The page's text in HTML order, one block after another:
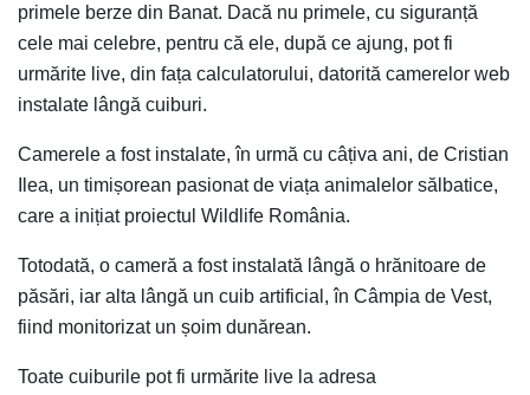
primele berze din Banat. Dacă nu primele, cu siguranță
cele mai celebre, pentru că ele, după ce ajung, pot fi
urmărite live, din fața calculatorului, datorită camerelor web
instalate lângă cuiburi.
Camerele a fost instalate, în urmă cu câțiva ani, de Cristian
Ilea, un timișorean pasionat de viața animalelor sălbatice,
care a inițiat proiectul Wildlife România.
Totodată, o cameră a fost instalată lângă o hrănitoare de
păsări, iar alta lângă un cuib artificial, în Câmpia de Vest,
fiind monitorizat un șoim dunărean.
Toate cuiburile pot fi urmărite live la adresa